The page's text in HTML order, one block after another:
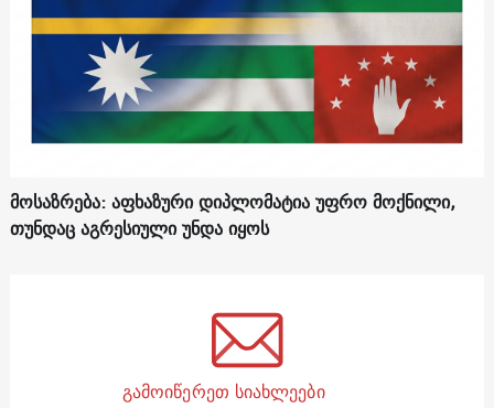
მოსაზრება: აფხაზური დიპლომატია უფრო მოქნილი,
თუნდაც აგრესიული უნდა იყოს
გამოიწერეთ სიახლეები